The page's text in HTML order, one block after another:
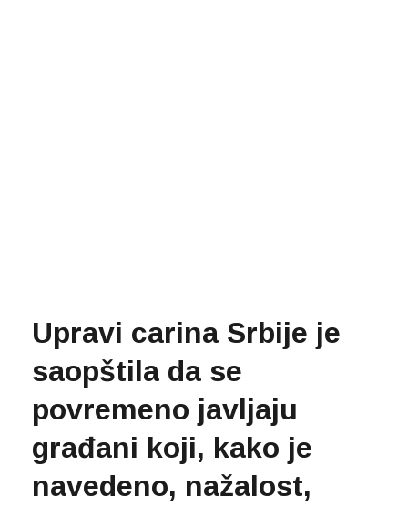
Upravi carina Srbije je
saopštila da se
povremeno javljaju
građani koji, kako je
navedeno, nažalost,